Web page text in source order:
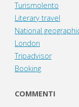
Turismolento
Literary travel
National
London
Tripadvisor
Booking
COMMENTI